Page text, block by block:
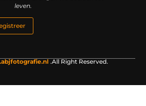
leven.
.All Right Reserved.